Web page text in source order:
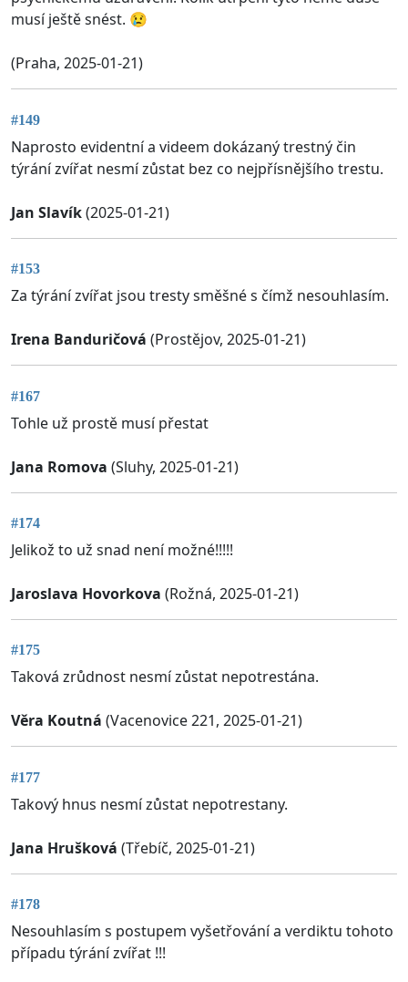
musí ještě snést. 😢
(Praha, 2025-01-21)
#149
Naprosto evidentní a videem dokázaný trestný čin
týrání zvířat nesmí zůstat bez co nejpřísnějšího trestu.
Jan Slavík(2025-01-21)
#153
Za týrání zvířat jsou tresty směšné s čímž nesouhlasím.
Irena Banduričová (Prostějov, 2025-01-21)
#167
Tohle už prostě musí přestat
Jana Romova (Sluhy, 2025-01-21)
#174
Jelikož to už snad není možné!!!!!
Jaroslava Hovorkova (Rožná, 2025-01-21)
#175
Taková zrůdnost nesmí zůstat nepotrestána.
Věra Koutná (Vacenovice 221, 2025-01-21)
#177
Takový hnus nesmí zůstat nepotrestany.
Jana Hrušková (Třebíč, 2025-01-21)
#178
Nesouhlasím s postupem vyšetřování a verdiktu tohoto
případu týrání zvířat !!!